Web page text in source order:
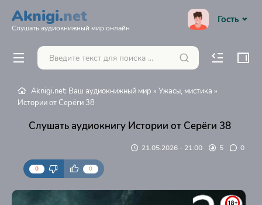
Aknigi.net
Слушать аудиокнижный мир онлайн
Гость
Aknigi.net: Ваш аудиокнижный мир » Ужасы, мистика »
Истории от Серёги 38
Слушать аудиокнигу Истории от Серёги 38
21.05.2026 - 21:00 5 0
0 0